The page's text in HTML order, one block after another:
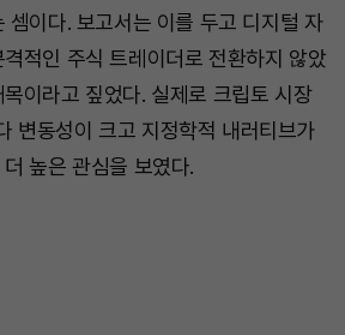
셈이다. 보고서는 이를 두고 디지털 자
적인 주식 트레이더로 전환하지 않았
이라고 짚었다. 실제로 크립토 시장
변동성이 크고 지정학적 내러티브가
높은 관심을 보였다.